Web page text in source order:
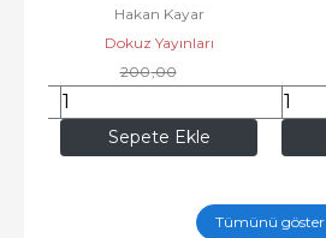
Sepete Ekle
Hakan Kayar
Dokuz Yayınları
200,00
146,00
Tümünü göster